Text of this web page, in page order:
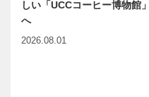
しい「UCCコーヒー博物館」
へ
2026.08.01